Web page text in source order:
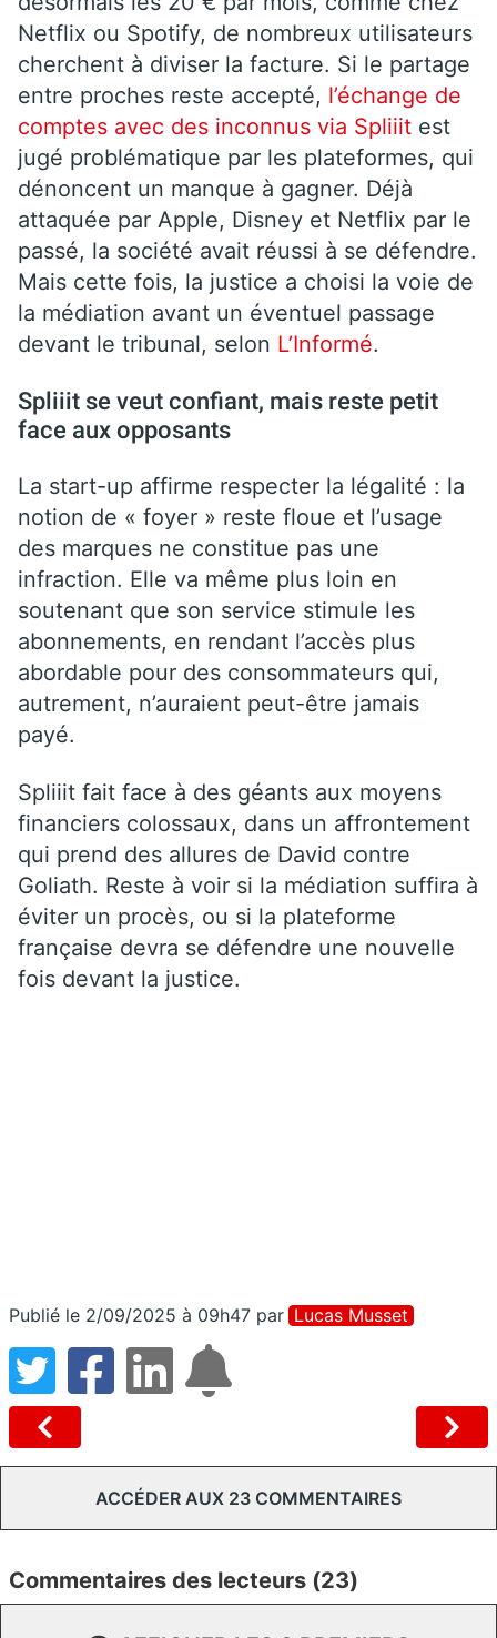
Netflix ou Spotify, de nombreux utilisateurs
cherchent à diviser la facture. Si le partage
entre proches reste accepté, l’échange de
comptes avec des inconnus via Spliiit est
jugé problématique par les plateformes, qui
dénoncent un manque à gagner. Déjà
attaquée par Apple, Disney et Netflix par le
passé, la société avait réussi à se défendre.
Mais cette fois, la justice a choisi la voie de
la médiation avant un éventuel passage
devant le tribunal, selon L’Informé.
Spliiit se veut confiant, mais reste petit
face aux opposants
La start-up affirme respecter la légalité : la
notion de « foyer » reste floue et l’usage
des marques ne constitue pas une
infraction. Elle va même plus loin en
soutenant que son service stimule les
abonnements, en rendant l’accès plus
abordable pour des consommateurs qui,
autrement, n’auraient peut-être jamais
payé.
Spliiit fait face à des géants aux moyens
financiers colossaux, dans un affrontement
qui prend des allures de David contre
Goliath. Reste à voir si la médiation suffira à
éviter un procès, ou si la plateforme
française devra se défendre une nouvelle
fois devant la justice.
Publié le 2/09/2025 à 09h47 par Lucas Musset
ACCÉDER AUX 23 COMMENTAIRES
Commentaires des lecteurs (23)